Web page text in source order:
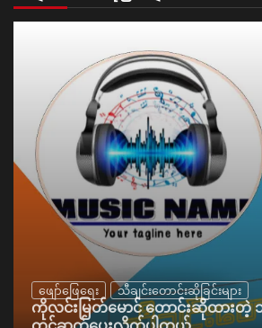
ဖျော်ဖြေရေး သီချင်းတောင်းဆိုခြင်းများ
ကိုလင်းမြတ်မောင် တောင်းဆိုထားတဲ့